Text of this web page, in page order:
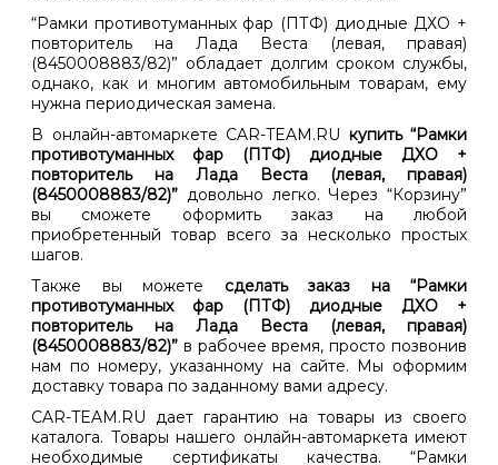
“Рамки противотуманных фар (ПТФ) диодные ДХО +
повторитель на Лада Веста (левая, правая)
(8450008883/82)” обладает долгим сроком службы,
однако, как и многим автомобильным товарам, ему
нужна периодическая замена.
В онлайн-автомаркете CAR-TEAM.RU купить “Рамки
противотуманных фар (ПТФ) диодные ДХО +
повторитель на Лада Веста (левая, правая)
(8450008883/82)” довольно легко. Через “Корзину”
вы сможете оформить заказ на любой
приобретенный товар всего за несколько простых
шагов.
Также вы можете сделать заказ на “Рамки
противотуманных фар (ПТФ) диодные ДХО +
повторитель на Лада Веста (левая, правая)
(8450008883/82)” в рабочее время, просто позвонив
нам по номеру, указанному на сайте. Мы оформим
доставку товара по заданному вами адресу.
CAR-TEAM.RU дает гарантию на товары из своего
каталога. Товары нашего онлайн-автомаркета имеют
необходимые сертификаты качества. “Рамки